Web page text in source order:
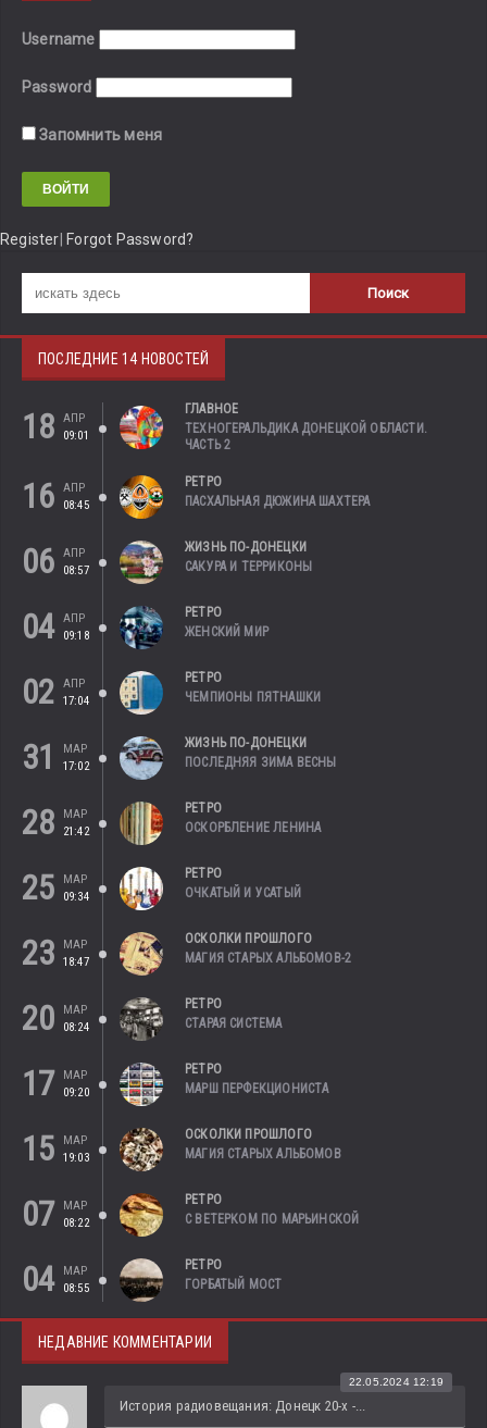
Username
Password
Запомнить меня
Register Forgot Password?
ПОСЛЕДНИЕ 14 НОВОСТЕЙ
18
АПР
09:01
ГЛАВНОЕ
ТЕХНОГЕРАЛЬДИКА ДОНЕЦКОЙ ОБЛАСТИ.
ЧАСТЬ 2
16
АПР
08:45
РЕТРО
ПАСХАЛЬНАЯ ДЮЖИНА ШАХТЕРА
06
АПР
08:57
ЖИЗНЬ ПО-ДОНЕЦКИ
САКУРА И ТЕРРИКОНЫ
04 АПР
09:18
РЕТРО
ЖЕНСКИЙ МИР
02
АПР
17:04
РЕТРО
ЧЕМПИОНЫ ПЯТНАШКИ
31
МАР
17:02
ЖИЗНЬ ПО-ДОНЕЦКИ
ПОСЛЕДНЯЯ ЗИМА ВЕСНЫ
28
МАР
21:42
РЕТРО
ОСКОРБЛЕНИЕ ЛЕНИНА
25
МАР
09:34
РЕТРО
ОЧКАТЫЙ И УСАТЫЙ
23
МАР
18:47
ОСКОЛКИ ПРОШЛОГО
МАГИЯ СТАРЫХ АЛЬБОМОВ-2
20
МАР
08:24
РЕТРО
СТАРАЯ СИСТЕМА
17
МАР
09:20
РЕТРО
МАРШ ПЕРФЕКЦИОНИСТА
15
МАР
19:03
ОСКОЛКИ ПРОШЛОГО
МАГИЯ СТАРЫХ АЛЬБОМОВ
07
МАР
08:22
РЕТРО
С ВЕТЕРКОМ ПО МАРЬИНСКОЙ
04
МАР
08:55
РЕТРО
ГОРБАТЫЙ МОСТ
НЕДАВНИЕ КОММЕНТАРИИ
История радиовещания: Донецк 20-х -...
22.05.2024 12:19